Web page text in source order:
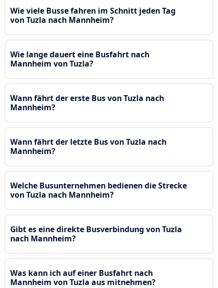
Wie viele Busse fahren im Schnitt jeden Tag
von Tuzla nach Mannheim?
Wie lange dauert eine Busfahrt nach
Mannheim von Tuzla?
Wann fährt der erste Bus von Tuzla nach
Mannheim?
Wann fährt der letzte Bus von Tuzla nach
Mannheim?
Welche Busunternehmen bedienen die Strecke
von Tuzla nach Mannheim?
Gibt es eine direkte Busverbindung von Tuzla
nach Mannheim?
Was kann ich auf einer Busfahrt nach
Mannheim von Tuzla aus mitnehmen?